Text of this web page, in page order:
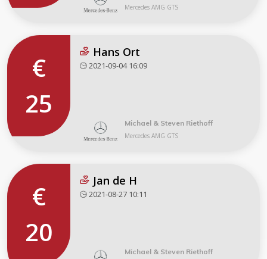
Mercedes AMG GTS
€
25
Hans Ort
2021-09-04 16:09
Michael & Steven Riethoff
Mercedes AMG GTS
€
20
Jan de H
2021-08-27 10:11
Michael & Steven Riethoff